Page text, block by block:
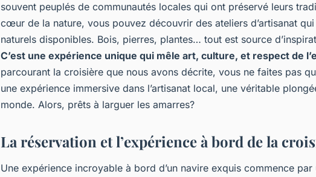
souvent peuplés de communautés locales qui ont préservé leurs
cœur de la nature, vous pouvez découvrir des ateliers d’artisanat
naturels disponibles. Bois, pierres, plantes… tout est source
C’est une expérience unique qui mêle art, culture, et respect de
parcourant la croisière que nous avons décrite, vous ne faites pas
une expérience immersive dans l’artisanat local, une véritable
monde. Alors, prêts à larguer les amarres?
La réservation et l’expérience à bord de la
Une expérience incroyable à bord d’un navire exquis commence